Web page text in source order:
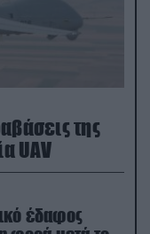
της
UAV
έδαφος